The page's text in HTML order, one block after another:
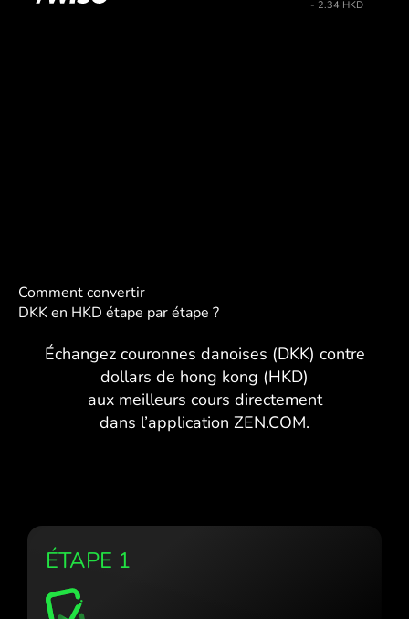
- 2.34 HKD
Comment convertir
DKK en HKD étape par étape ?
Échangez couronnes danoises (DKK) contre
dollars de hong kong (HKD)
aux meilleurs cours directement
dans l’application ZEN.COM.
ÉTAPE 1